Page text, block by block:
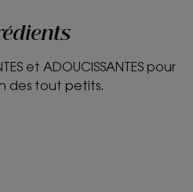
et ADOUCISSANTES pour
des tout petits.